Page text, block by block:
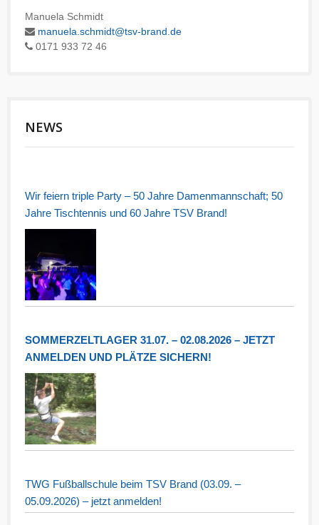
Manuela Schmidt
manuela.schmidt@tsv-brand.de
0171 933 72 46
NEWS
Wir feiern triple Party – 50 Jahre Damenmannschaft; 50
Jahre Tischtennis und 60 Jahre TSV Brand!
SOMMERZELTLAGER 31.07. – 02.08.2026 – JETZT
ANMELDEN UND PLÄTZE SICHERN!
TWG Fußballschule beim TSV Brand (03.09. –
05.09.2026) – jetzt anmelden!